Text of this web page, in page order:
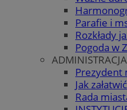
Parafie i
Rozkłady
Pogoda w
ADMINISTRACJA
Prezydent
Jak
Rada